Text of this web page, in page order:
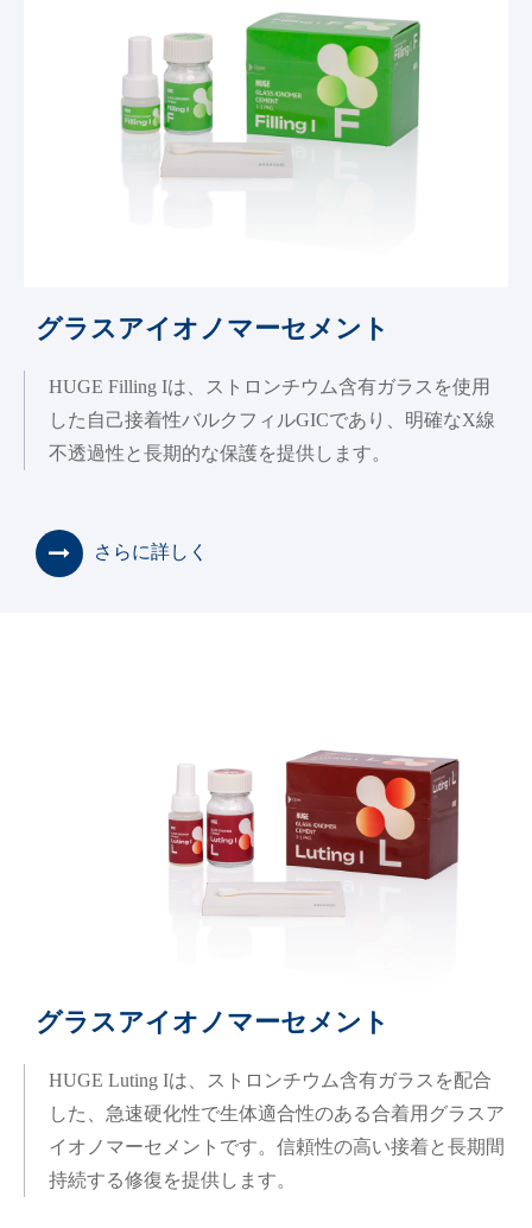
グラスアイオノマーセメント
HUGE Filling Iは、ストロンチウム含有ガラスを使用
した自己接着性バルクフィルGICであり、明確なX線
不透過性と長期的な保護を提供します。
さらに詳しく
グラスアイオノマーセメント
HUGE Luting Iは、ストロンチウム含有ガラスを配合
した、急速硬化性で生体適合性のある合着用グラスア
イオノマーセメントです。信頼性の高い接着と長期間
持続する修復を提供します。